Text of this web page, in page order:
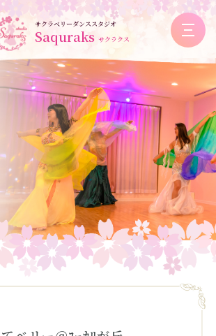
サクラベリーダンススタジオ
Saquraks サクラクス